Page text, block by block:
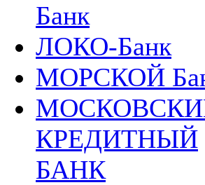
Банк
ЛОКО-Банк
МОРСКОЙ
КРЕДИТНЫЙ
БАНК